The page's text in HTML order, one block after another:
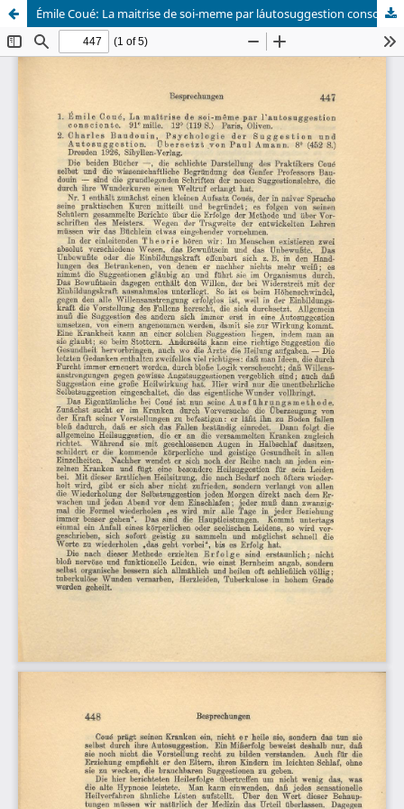
Émile Coué: La maitrise de soi-meme par l´autosuggestion consciente ; Charles Baudouin: Psychologie der Suggestion und Autosuggestion